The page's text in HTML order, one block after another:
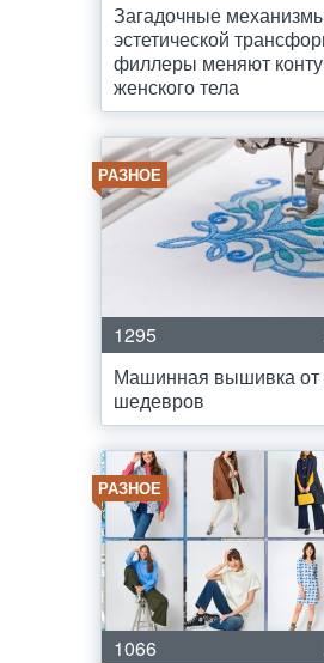
Загадочные
эстетической
филлеры меняют
женского тела
РАЗНОЕ
1295
Машинная вышивка от
шедевров
РАЗНОЕ
1066